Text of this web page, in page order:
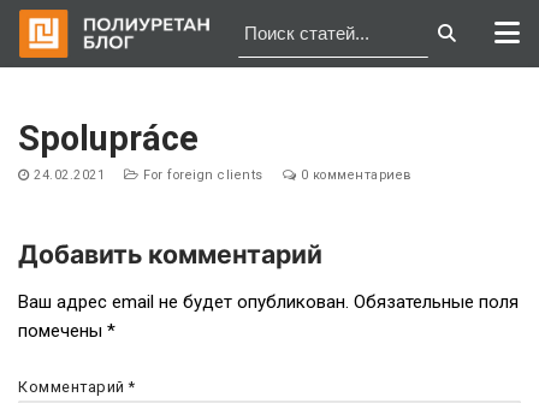
содержимому
Spolupráce
24.02.2021 For foreign clients 0 комментариев
Навигация
по
записям
Добавить комментарий
Ваш адрес email не будет опубликован. Обязательные поля
помечены *
Комментарий*